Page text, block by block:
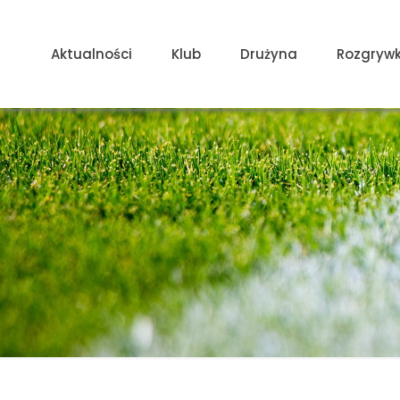
Aktualności Klub Drużyna